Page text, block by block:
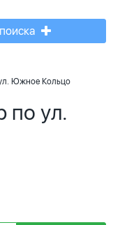
Южное Кольцо
по ул.